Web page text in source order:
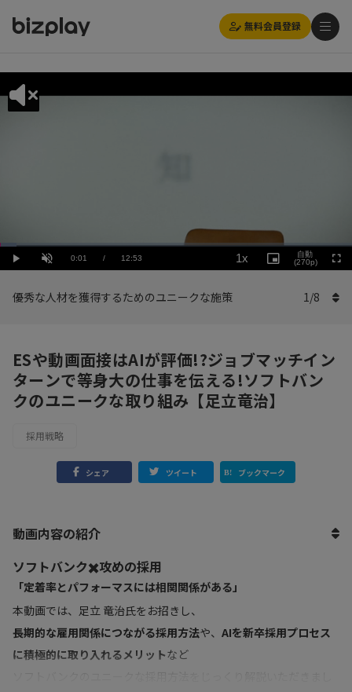
無料会員登録
Play UnmuteCurrent
0:01 / Duration
12:53
Loaded:
4.66%
1x
Rate
Picture-
in-
自動
(270p)
優秀な人材を獲得するためのユニークな施策 1/8
ESや動画面接はAIが評価!?ジョブマッチイン
ターンで等身大の仕事を伝える!ソフトバン
クのユニークな取り組み【足立竜治】
採用戦略
シェア ツイート ブックマーク
動画内容の紹介
ソフトバンク✖️攻めの採用
「定着率とパフォーマスには相関関係がある」
本動画では、足立 竜治氏をお招きし、
長期的な雇用関係につながる採用方法や、 AIを新卒採用プロセス
に積極的に取り入れるメリットなど